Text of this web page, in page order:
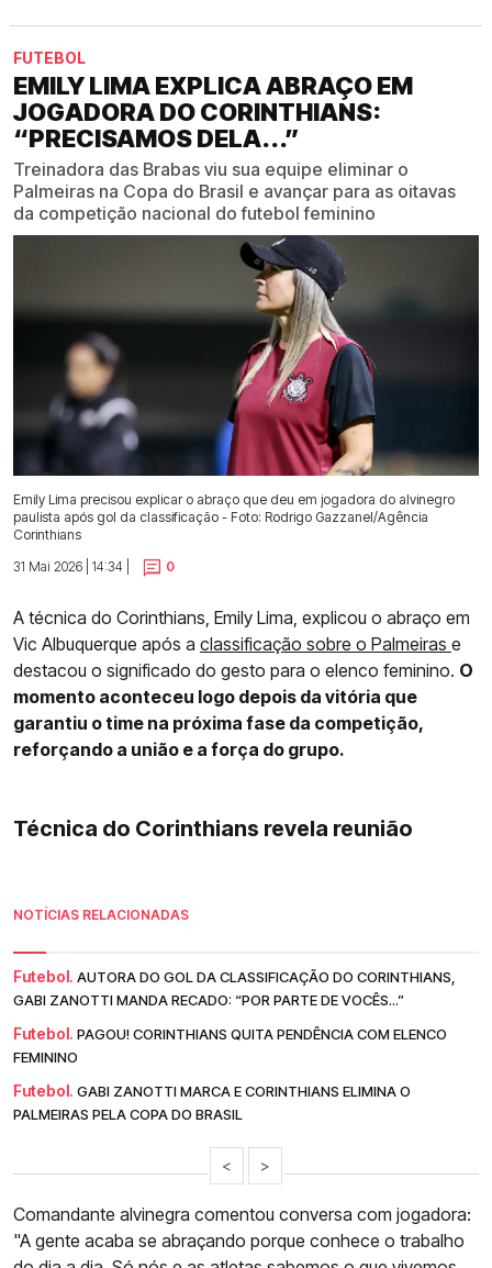
FUTEBOL
EMILY LIMA EXPLICA ABRAÇO EM
JOGADORA DO CORINTHIANS:
“PRECISAMOS DELA...”
Treinadora das Brabas viu sua equipe eliminar o
Palmeiras na Copa do Brasil e avançar para as oitavas
da competição nacional do futebol feminino
Emily Lima precisou explicar o abraço que deu em jogadora do alvinegro
paulista após gol da classificação - Foto: Rodrigo Gazzanel/Agência
Corinthians
31 Mai 2026 | 14:34 |
0
A técnica do Corinthians, Emily Lima, explicou o abraço em
Vic Albuquerque após a classificação sobre o Palmeiras e
destacou o significado do gesto para o elenco feminino. O
momento aconteceu logo depois da vitória que
garantiu o time na próxima fase da competição,
reforçando a união e a força do grupo.
Técnica do Corinthians revela reunião
NOTÍCIAS RELACIONADAS
Futebol. AUTORA DO GOL DA CLASSIFICAÇÃO DO CORINTHIANS,
GABI ZANOTTI MANDA RECADO: “POR PARTE DE VOCÊS...”
Futebol. PAGOU! CORINTHIANS QUITA PENDÊNCIA COM ELENCO
FEMININO
Futebol. GABI ZANOTTI MARCA E CORINTHIANS ELIMINA O
PALMEIRAS PELA COPA DO BRASIL
< >
Comandante alvinegra comentou conversa com jogadora:
"A gente acaba se abraçando porque conhece o trabalho